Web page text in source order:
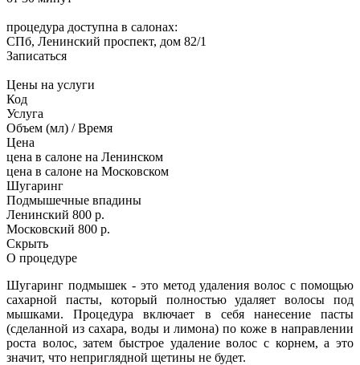
процедура доступна в салонах:
СПб, Ленинский проспект, дом 82/1
Записаться
Цены на услуги
Код
Услуга
Объем (мл) / Время
Цена
цена в салоне на Ленинском
цена в салоне на Московском
Шугаринг
Подмышечные впадины
Ленинский 800 р.
Московский 800 р.
Скрыть
О процедуре
Шугаринг подмышек - это метод удаления волос с помощью
сахарной пасты, который полностью удаляет волосы под
мышками. Процедура включает в себя нанесение пасты
(сделанной из сахара, воды и лимона) по коже в направлении
роста волос, затем быстрое удаление волос с корнем, а это
значит, что неприглядной щетины не будет.